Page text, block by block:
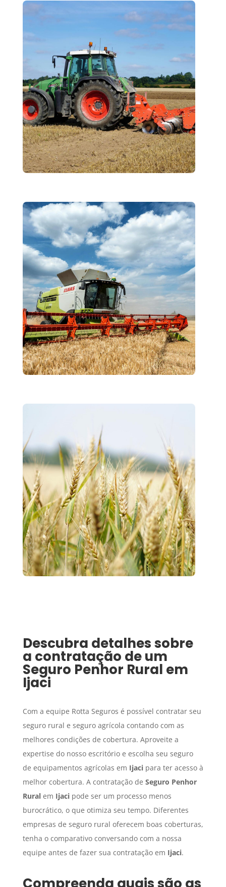
Descubra detalhes sobre
a contratação de um
Seguro Penhor Rural em
Ijaci
Com a equipe Rotta Seguros é possível contratar seu
seguro rural e seguro agrícola contando com as
melhores condições de cobertura. Aproveite a
expertise do nosso escritório e escolha seu seguro
de equipamentos agrícolas em Ijacipara ter acesso à
melhor cobertura. A contratação de Seguro Penhor
Ruralem Ijacipode ser um processo menos
burocrático, o que otimiza seu tempo. Diferentes
empresas de seguro rural oferecem boas coberturas,
tenha o comparativo conversando com a nossa
equipe antes de fazer sua contratação em Ijaci.
Compreenda quais são as